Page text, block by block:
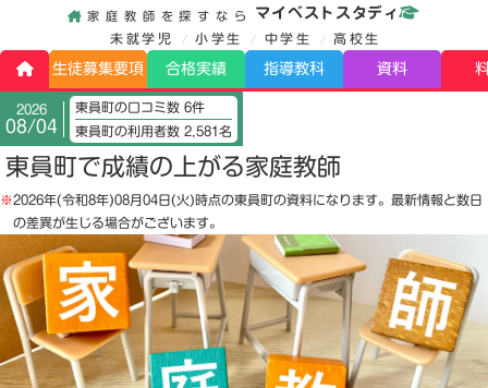
家庭教師を探すなら マイベストスタディ
未就学児 小学生 中学生 高校生
生徒募集要項 合格実績 指導教科 資料
2026
08/04
東員町の口コミ数 6件
東員町の利用者数 2,581名
東員町で成績の上がる家庭教師
※2026年(令和8年)08月04日(火)時点の東員町の資料になります。最新情報と数日
の差異が生じる場合がございます。